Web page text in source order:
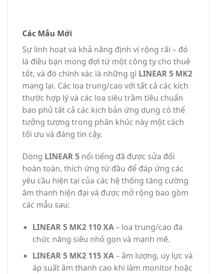
Các Mẫu Mới
Sự linh hoạt và khả năng định vị rộng rãi – đó
là điều bạn mong đợi từ một công ty cho thuê
tốt, và đó chính xác là những gì LINEAR 5 MK2
mang lại. Các loa trung/cao với tất cả các kích
thước hợp lý và các loa siêu trầm tiêu chuẩn
bao phủ tất cả các kịch bản ứng dụng có thể
tưởng tượng trong phân khúc này một cách
tối ưu và đáng tin cậy.
Dòng LINEAR 5 nổi tiếng đã được sửa đổi
hoàn toàn, thích ứng từ đầu để đáp ứng các
yêu cầu hiện tại của các hệ thống tăng cường
âm thanh hiện đại và được mở rộng bao gồm
các mẫu sau:
LINEAR 5 MK2 110 XA– loa trung/cao đa
chức năng siêu nhỏ gọn và mạnh mẽ.
LINEAR 5 MK2 115 XA– âm lượng, uy lực và
áp suất âm thanh cao khi làm monitor hoặc